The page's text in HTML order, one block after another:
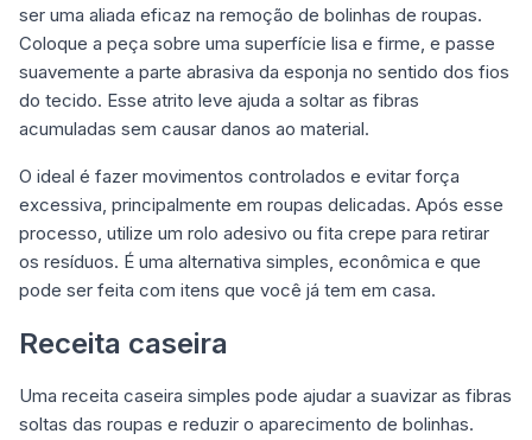
ser uma aliada eficaz na remoção de bolinhas de roupas.
Coloque a peça sobre uma superfície lisa e firme, e passe
suavemente a parte abrasiva da esponja no sentido dos fios
do tecido. Esse atrito leve ajuda a soltar as fibras
acumuladas sem causar danos ao material.
O ideal é fazer movimentos controlados e evitar força
excessiva, principalmente em roupas delicadas. Após esse
processo, utilize um rolo adesivo ou fita crepe para retirar
os resíduos. É uma alternativa simples, econômica e que
pode ser feita com itens que você já tem em casa.
Receita caseira
Uma receita caseira simples pode ajudar a suavizar as fibras
soltas das roupas e reduzir o aparecimento de bolinhas.